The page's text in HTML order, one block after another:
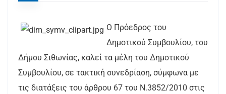
Ο Πρόεδρος του
Δημοτικού Συμβουλίου, του
Δήμου Σιθωνίας, καλεί τα μέλη του Δημοτικού
Συμβουλίου, σε τακτική συνεδρίαση, σύμφωνα με
τις διατάξεις του άρθρου 67 του Ν.3852/2010 στις